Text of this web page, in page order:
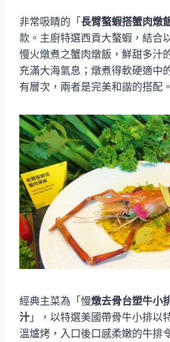
非常吸睛的「長臂螯蝦搭蟹肉燉
款。主廚特選西貢大螯蝦，結合
慢火燉煮之蟹肉燉飯，鮮甜多汁
充滿大海氣息；燉煮得軟硬適中
有層次，兩者是完美和諧的搭配。
經典主菜為「慢燉去骨台塑牛小
汁 」，以特選美國帶骨牛小排以
溫爐烤，入口後口感柔嫩的牛排